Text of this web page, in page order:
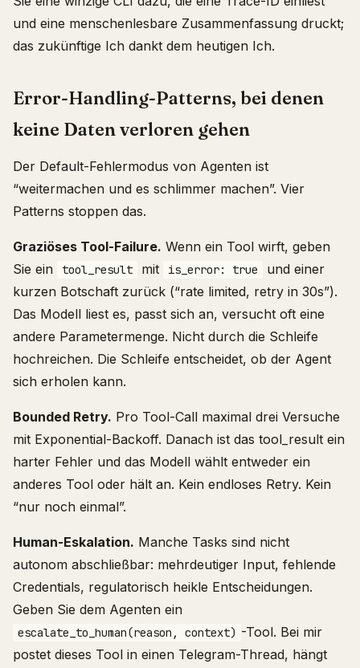
und eine menschenlesbare Zusammenfassung druckt;
das zukünftige Ich dankt dem heutigen Ich.
Error-Handling-Patterns, bei denen
keine Daten verloren gehen
Der Default-Fehlermodus von Agenten ist
“weitermachen und es schlimmer machen”. Vier
Patterns stoppen das.
Graziöses Tool-Failure. Wenn ein Tool wirft, geben
Sie ein
tool_result mit is_error: true
und einer
kurzen Botschaft zurück (“rate limited, retry in 30s”).
Das Modell liest es, passt sich an, versucht oft eine
andere Parametermenge. Nicht durch die Schleife
hochreichen. Die Schleife entscheidet, ob der Agent
sich erholen kann.
Bounded Retry. Pro Tool-Call maximal drei Versuche
mit Exponential-Backoff. Danach ist das tool_result ein
harter Fehler und das Modell wählt entweder ein
anderes Tool oder hält an. Kein endloses Retry. Kein
“nur noch einmal”.
Human-Eskalation. Manche Tasks sind nicht
autonom abschließbar: mehrdeutiger Input, fehlende
Credentials, regulatorisch heikle Entscheidungen.
Geben Sie dem Agenten ein
escalate_to_human(reason, context) -Tool. Bei mir
postet dieses Tool in einen Telegram-Thread, hängt